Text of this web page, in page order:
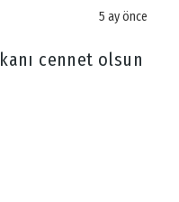
5 ay önce
cennet olsun
Akhisar /Manisa